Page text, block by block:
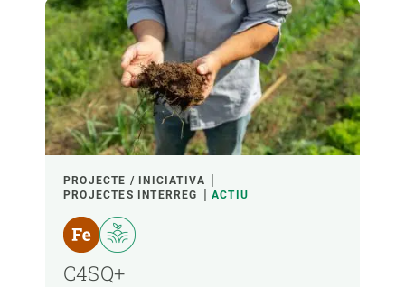
PROJECTE / INICIATIVA
PROJECTES INTERREG
ACTIU
C4SQ+